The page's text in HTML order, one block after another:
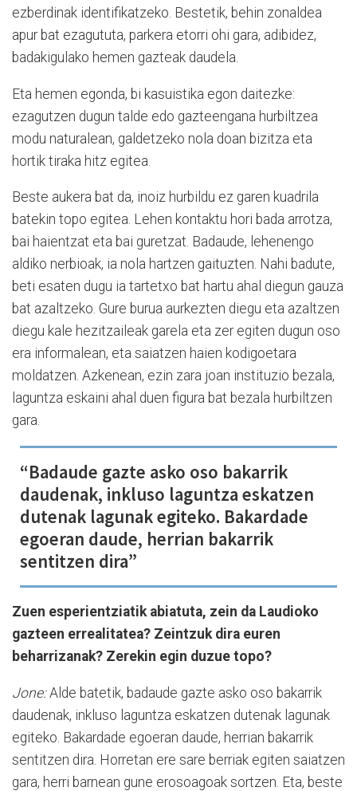
ezberdinak identifikatzeko. Bestetik, behin zonaldea
apur bat ezagututa, parkera etorri ohi gara, adibidez,
badakigulako hemen gazteak daudela.
Eta hemen egonda, bi kasuistika egon daitezke:
ezagutzen dugun talde edo gazteengana hurbiltzea
modu naturalean, galdetzeko nola doan bizitza eta
hortik tiraka hitz egitea.
Beste aukera bat da, inoiz hurbildu ez garen kuadrila
batekin topo egitea. Lehen kontaktu hori bada arrotza,
bai haientzat eta bai guretzat. Badaude, lehenengo
aldiko nerbioak, ia nola hartzen gaituzten. Nahi badute,
beti esaten dugu ia tartetxo bat hartu ahal diegun gauza
bat azaltzeko. Gure burua aurkezten diegu eta azaltzen
diegu kale hezitzaileak garela eta zer egiten dugun oso
era informalean, eta saiatzen haien kodigoetara
moldatzen. Azkenean, ezin zara joan instituzio bezala,
laguntza eskaini ahal duen figura bat bezala hurbiltzen
gara.
“Badaude gazte asko oso bakarrik
daudenak, inkluso laguntza eskatzen
dutenak lagunak egiteko. Bakardade
egoeran daude, herrian bakarrik
sentitzen dira”
Zuen esperientziatik abiatuta, zein da Laudioko
gazteen errealitatea? Zeintzuk dira euren
beharrizanak? Zerekin egin duzue topo?
Jone:Alde batetik, badaude gazte asko oso bakarrik
daudenak, inkluso laguntza eskatzen dutenak lagunak
egiteko. Bakardade egoeran daude, herrian bakarrik
sentitzen dira. Horretan ere sare berriak egiten saiatzen
gara, herri barnean gune erosoagoak sortzen. Eta, beste